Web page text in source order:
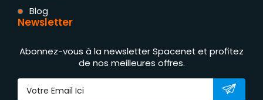
Blog
Newsletter
Abonnez-vous à la newsletter Spacenet et profitez
de nos meilleures offres.